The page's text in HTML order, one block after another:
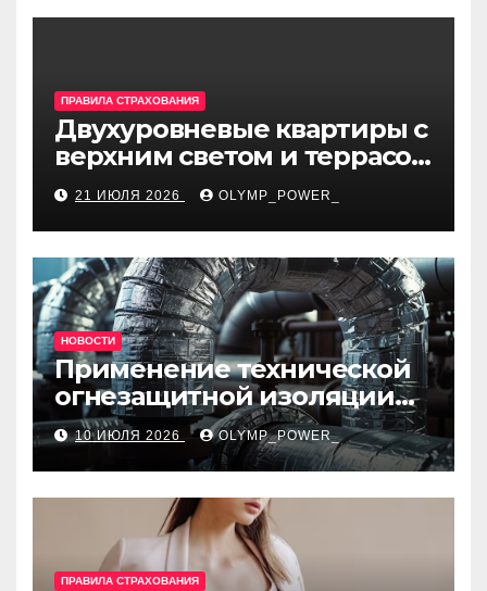
ПРАВИЛА СТРАХОВАНИЯ
Двухуровневые квартиры с
верхним светом и террасой
в готовом жилом
комплексе
21 ИЮЛЯ 2026 OLYMP_POWER_
НОВОСТИ
Применение технической
огнезащитной изоляции
для промышленных
объектов и нормативные
требования
10 ИЮЛЯ 2026 OLYMP_POWER_
ПРАВИЛА СТРАХОВАНИЯ